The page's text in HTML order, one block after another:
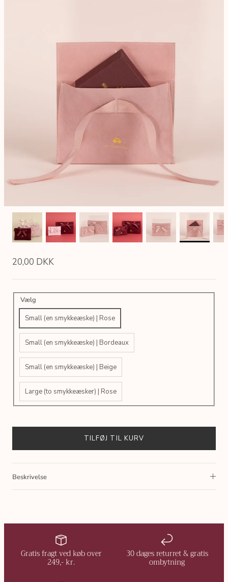
20,00 DKK
Vælg
Small (en smykkeæske) | Rose
Small (en smykkeæske) | Bordeaux
Small (en smykkeæske) | Beige
Large (to smykkeæsker) | Rose
TILFØJ TIL KURV
Beskrivelse
Gratis fragt ved køb over
249,- kr.
30 dages returret & gratis
ombytning